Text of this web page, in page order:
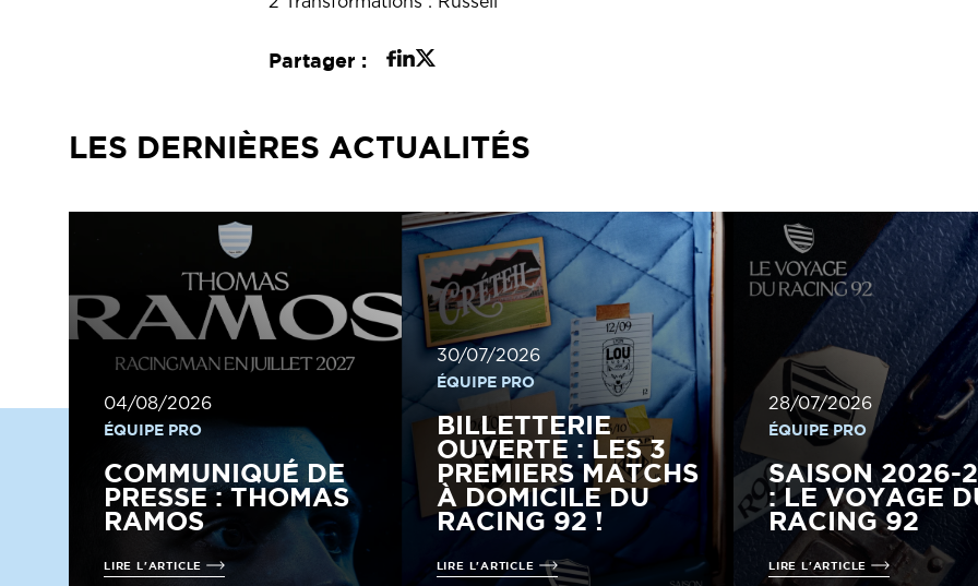
Partager :
LES DERNIÈRES ACTUALITÉS
04/08/2026
ÉQUIPE PRO
COMMUNIQUÉ DE
PRESSE : THOMAS
RAMOS
LIRE L'ARTICLE
30/07/2026
ÉQUIPE PRO
BILLETTERIE
OUVERTE : LES 3
PREMIERS MATCHS
À DOMICILE DU
RACING 92 !
LIRE L'ARTICLE
28/07/2026
ÉQUIPE PRO
SAISON 2026-
: LE VOYAGE
RACING 92
LIRE L'ARTICLE